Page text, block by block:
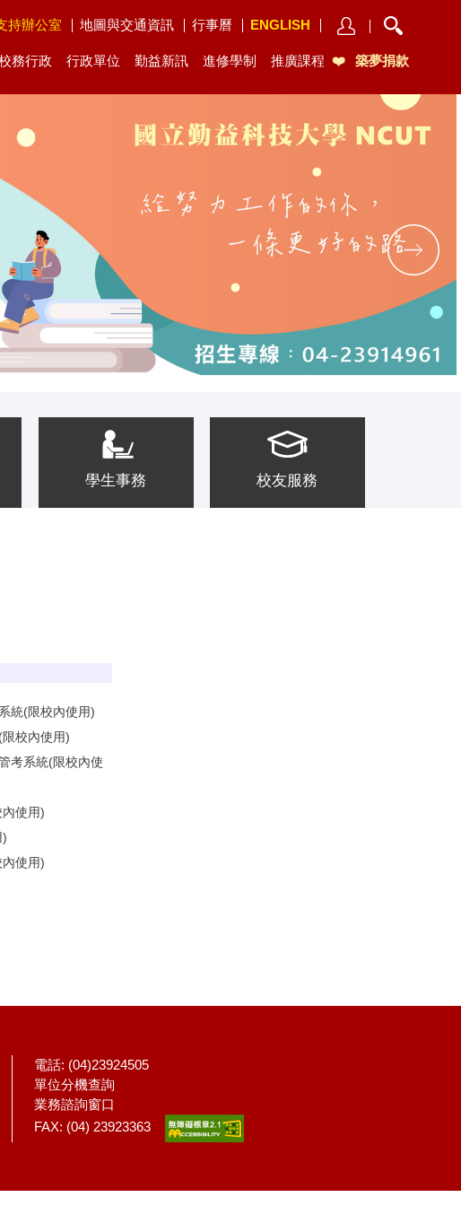
持辦公室 地圖與交通資訊 行事曆 ENGLISH
務行政 行政單位 勤益新訊 進修學制 推廣課程 築夢捐款
學生事務 校友服務
統(限校內使用)
校內使用)
考系統(限校內使
使用)
)
使用)
電話: (04)23924505
單位分機查詢
業務諮詢窗口
FAX: (04) 23923363